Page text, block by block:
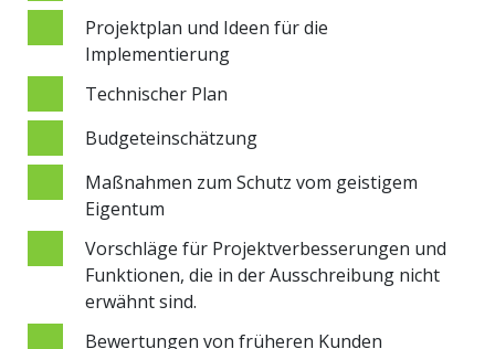
Projektplan und Ideen für die
Implementierung
Technischer Plan
Budgeteinschätzung
Maßnahmen zum Schutz vom geistigem
Eigentum
Vorschläge für Projektverbesserungen und
Funktionen, die in der Ausschreibung nicht
erwähnt sind.
Bewertungen von früheren Kunden